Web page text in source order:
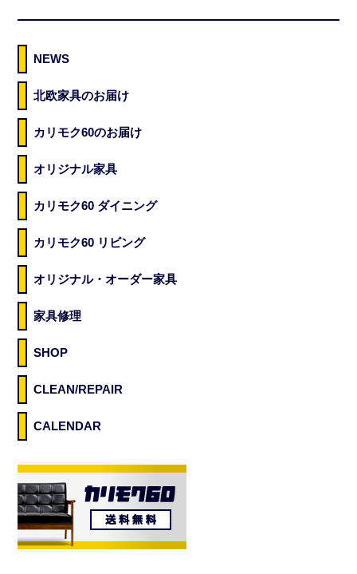
NEWS
北欧家具のお届け
カリモク60のお届け
オリジナル家具
カリモク60 ダイニング
カリモク60 リビング
オリジナル・オーダー家具
家具修理
SHOP
CLEAN/REPAIR
CALENDAR